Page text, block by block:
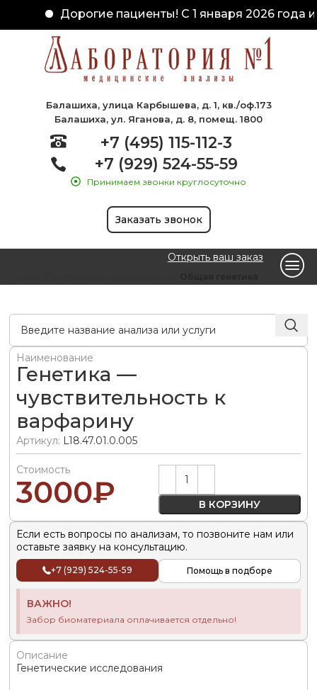
Дорогие пациенты! С 1 января 2026 года
Балашиха, улица Карбышева, д. 1, кв./оф.173
Балашиха, ул. Яганова, д. 8, помещ. 1800
+7 (495) 115-112-3
+7 (929) 524-55-59
Принимаем звонки круглосуточно
Заказать звонок
Открыть ваш заказ
Наименование
Генетика —
чувствительность к
варфарину
Артикул: L18.47.01.0.005
Стоимость
3000₽ В КОРЗИНУ
Alternative:
Если есть вопросы по анализам, то позвоните нам или
оставьте заявку на консультацию.
+7 (929) 524-55-59 Помощь в подборе
ВАЖНО!
Забор биоматериала оплачивается отдельно!
Описание
Генетические исследования